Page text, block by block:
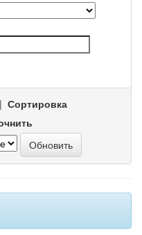
| Сортировка